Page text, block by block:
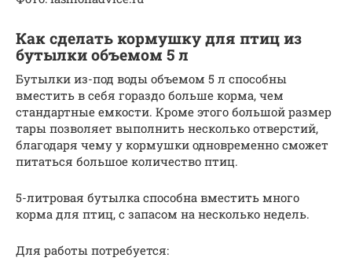
Как сделать кормушку для птиц из
бутылки объемом 5 л
Бутылки из-под воды объемом 5 л способны
вместить в себя гораздо больше корма, чем
стандартные емкости. Кроме этого большой размер
тары позволяет выполнить несколько отверстий,
благодаря чему у кормушки одновременно сможет
питаться большое количество птиц.
5-литровая бутылка способна вместить много
корма для птиц, с запасом на несколько недель.
Для работы потребуется: